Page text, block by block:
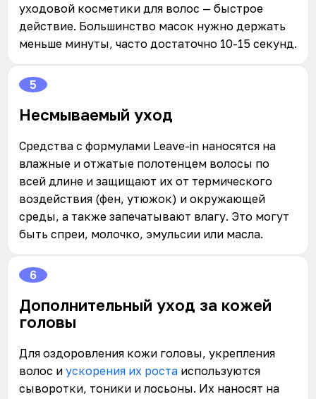
уходовой косметики для волос — быстрое
действие. Большинство масок нужно держать
меньше минуты, часто достаточно 10-15 секунд.
5
Несмываемый уход
Средства с формулами Leave-in наносятся на
влажные и отжатые полотенцем волосы по
всей длине и защищают их от термического
воздействия (фен, утюжок) и окружающей
среды, а также запечатывают влагу. Это могут
быть спреи, молочко, эмульсии или масла.
6
Дополнительный уход за кожей
головы
Для оздоровления кожи головы, укрепления
волос и ускорения их роста используются
сыворотки, тоники и лосьоны. Их наносят на